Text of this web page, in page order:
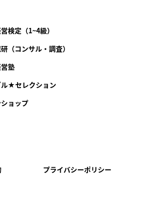
検定（1~4級）
（コンサル・調査）
塾
★セレクション
ョップ
プライバシーポリシー